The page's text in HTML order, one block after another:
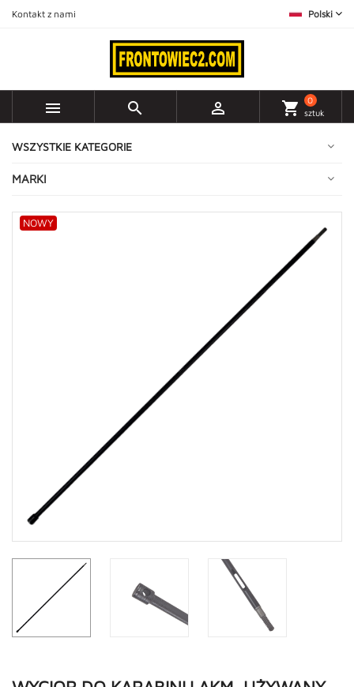
Kontakt z nami Polski
   shopping_cart
0
sztuk
WSZYSTKIE KATEGORIE
MARKI
NOWY